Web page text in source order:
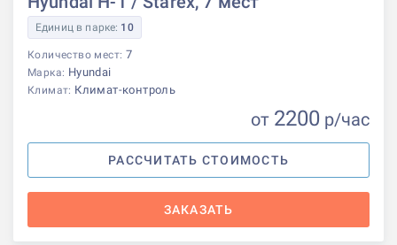
Единиц в парке: 10
Количество мест: 7
Марка: Hyundai
Климат: Климат-контроль
от 2200 р/час
РАССЧИТАТЬ СТОИМОСТЬ
ЗАКАЗАТЬ